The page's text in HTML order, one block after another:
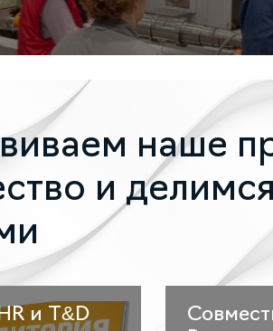
наше
и
и T&D